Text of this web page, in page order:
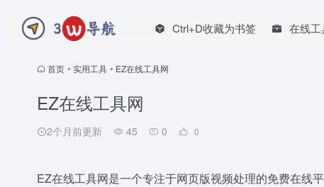
Ctrl+D收藏为书签 在线工
首页 • 实用工具 • EZ在线工具网
EZ在线工具网
2个月前更新 45 0 0
EZ在线工具网是一个专注于网页版视频处理的免费在线